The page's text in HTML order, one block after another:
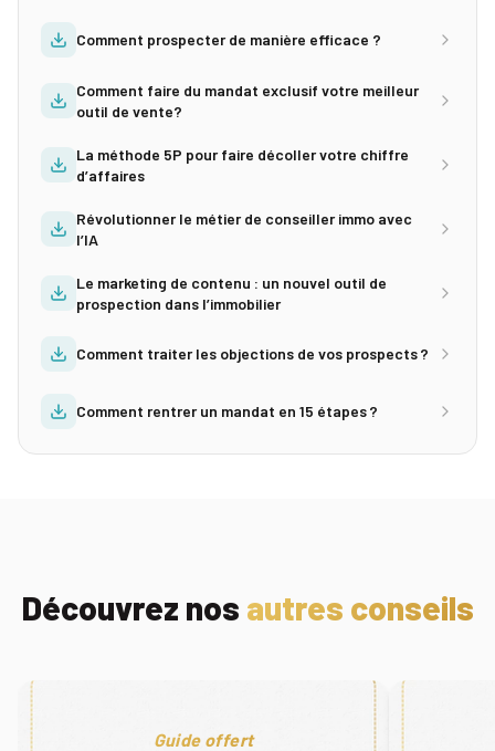
Comment prospecter de manière efficace ?
Comment faire du mandat exclusif votre meilleur
outil de vente?
La méthode 5P pour faire décoller votre chiffre
d’affaires
Révolutionner le métier de conseiller immo avec
l’IA
Le marketing de contenu : un nouvel outil de
prospection dans l’immobilier
Comment traiter les objections de vos prospects ?
Comment rentrer un mandat en 15 étapes ?
Découvrez nos autres conseils
Guide offert